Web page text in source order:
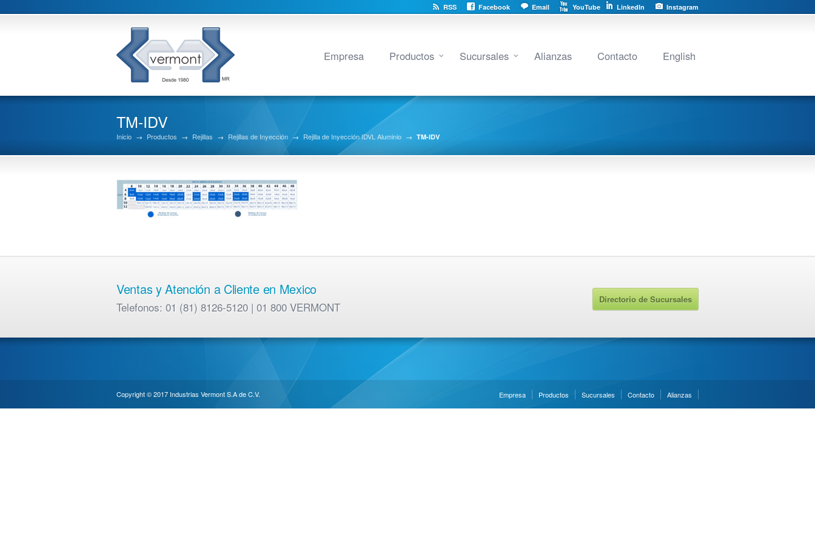
RSS Facebook Email YouTube LinkedIn Instagram
Empresa Productos Sucursales Alianzas Contacto English
TM-IDV
Inicio → Productos → Rejillas → Rejillas de Inyección → Rejilla de Inyección IDVL Aluminio → TM-IDV
Ventas y Atención a Cliente en Mexico
Telefonos: 01 (81) 8126-5120 | 01 800 VERMONT
Directorio de Sucursales
Copyright © 2017 Industrias Vermont S.A de C.V. Empresa Productos Sucursales Contacto Alianzas